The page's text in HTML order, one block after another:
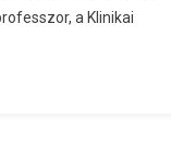
a Klinikai